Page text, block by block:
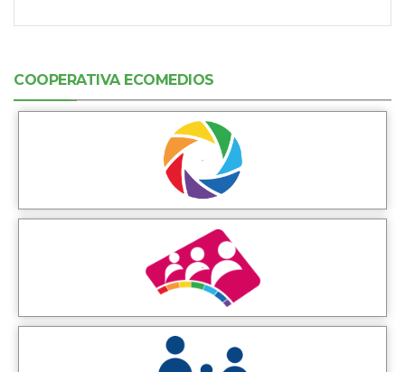
COOPERATIVA ECOMEDIOS